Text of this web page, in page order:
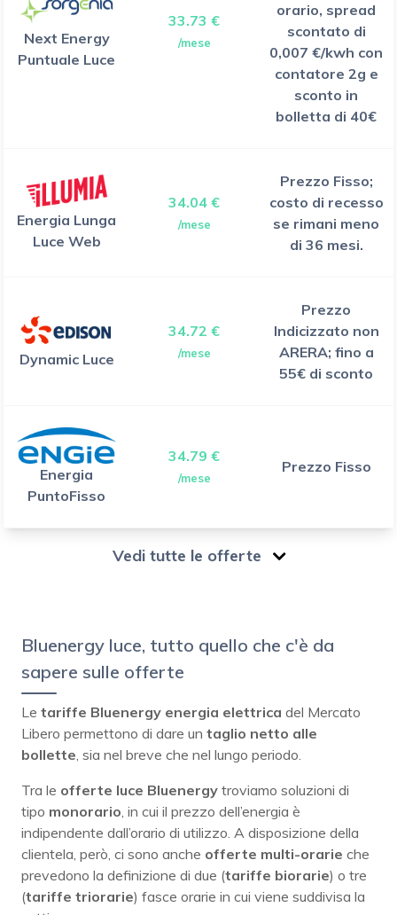
Next Energy
Puntuale Luce
33.73 €
/mese
orario, spread
scontato di
0,007 €/kwh con
contatore 2g e
sconto in
bolletta di 40€
Energia Lunga
Luce Web
34.04 €
/mese
Prezzo Fisso;
costo di recesso
se rimani meno
di 36 mesi.
Dynamic Luce
34.72 €
/mese
Prezzo
Indicizzato non
ARERA; fino a
55€ di sconto
Energia
PuntoFisso
34.79 €
/mese
Prezzo Fisso
Vedi tutte le offerte
Bluenergy luce, tutto quello che c'è da
sapere sulle offerte
Le tariffe Bluenergy energia elettrica del Mercato
Libero permettono di dare un taglio netto alle
bollette, sia nel breve che nel lungo periodo.
Tra le offerte luce Bluenergy troviamo soluzioni di
tipo monorario, in cui il prezzo dell’energia è
indipendente dall’orario di utilizzo. A disposizione della
clientela, però, ci sono anche offerte multi-orarie che
prevedono la definizione di due (tariffe biorarie) o tre
(tariffe triorarie) fasce orarie in cui viene suddivisa la